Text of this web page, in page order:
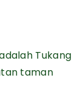
Tukang
taman